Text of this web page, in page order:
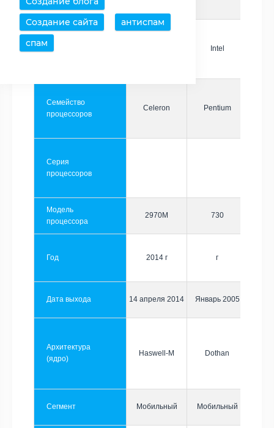
Создание сайта
антиспам
спам
Производитель Intel
Семейство
процессоров
Celeron Pentium
Серия
процессоров
Модель
процессора
2970M 730
Год 2014 г г
Дата выхода 14 апреля 2014 Январь 2005
Архитектура
(ядро)
Haswell-M Dothan
Сегмент Мобильный Мобильный